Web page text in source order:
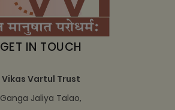
GET IN TOUCH
Vikas Vartul Trust
Ganga Jaliya Talao,